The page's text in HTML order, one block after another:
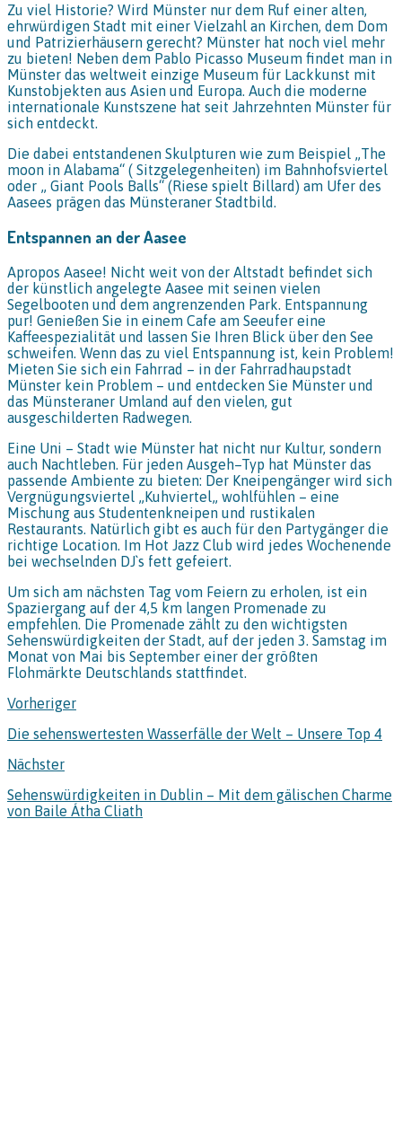
Zu viel Historie? Wird Münster nur dem Ruf einer alten,
ehrwürdigen Stadt mit einer Vielzahl an Kirchen, dem Dom
und Patrizierhäusern gerecht? Münster hat noch viel mehr
zu bieten! Neben dem Pablo Picasso Museum findet man in
Münster das weltweit einzige Museum für Lackkunst mit
Kunstobjekten aus Asien und Europa. Auch die moderne
internationale Kunstszene hat seit Jahrzehnten Münster für
sich entdeckt.
Die dabei entstandenen Skulpturen wie zum Beispiel „The
moon in Alabama“ ( Sitzgelegenheiten) im Bahnhofsviertel
oder „ Giant Pools Balls“ (Riese spielt Billard) am Ufer des
Aasees prägen das Münsteraner Stadtbild.
Entspannen an der Aasee
Apropos Aasee! Nicht weit von der Altstadt befindet sich
der künstlich angelegte Aasee mit seinen vielen
Segelbooten und dem angrenzenden Park. Entspannung
pur! Genießen Sie in einem Cafe am Seeufer eine
Kaffeespezialität und lassen Sie Ihren Blick über den See
schweifen. Wenn das zu viel Entspannung ist, kein Problem!
Mieten Sie sich ein Fahrrad – in der Fahrradhaupstadt
Münster kein Problem – und entdecken Sie Münster und
das Münsteraner Umland auf den vielen, gut
ausgeschilderten Radwegen.
Eine Uni – Stadt wie Münster hat nicht nur Kultur, sondern
auch Nachtleben. Für jeden Ausgeh–Typ hat Münster das
passende Ambiente zu bieten: Der Kneipengänger wird sich
Vergnügungsviertel „Kuhviertel„ wohlfühlen – eine
Mischung aus Studentenkneipen und rustikalen
Restaurants. Natürlich gibt es auch für den Partygänger die
richtige Location. Im Hot Jazz Club wird jedes Wochenende
bei wechselnden DJ`s fett gefeiert.
Um sich am nächsten Tag vom Feiern zu erholen, ist ein
Spaziergang auf der 4,5 km langen Promenade zu
empfehlen. Die Promenade zählt zu den wichtigsten
Sehenswürdigkeiten der Stadt, auf der jeden 3. Samstag im
Monat von Mai bis September einer der größten
Flohmärkte Deutschlands stattfindet.
Vorheriger
Die sehenswertesten Wasserfälle der Welt – Unsere Top 4
Nächster
Sehenswürdigkeiten in Dublin – Mit dem gälischen Charme
von Baile Átha Cliath